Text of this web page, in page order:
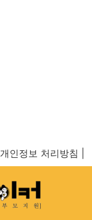
개인정보 처리방침 |